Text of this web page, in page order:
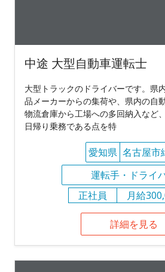
中途 大型自動車運転士
大型トラックのドライバーです。県
品メーカーからの集荷や、県内の自
物流倉庫から工場への多回納入など
日帰り乗務である点を特
愛知県 名古屋市
運転手・ドライ
正社員
月給
詳細を見る